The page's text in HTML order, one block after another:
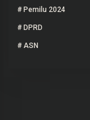
# Pemilu 2024
# DPRD
# ASN